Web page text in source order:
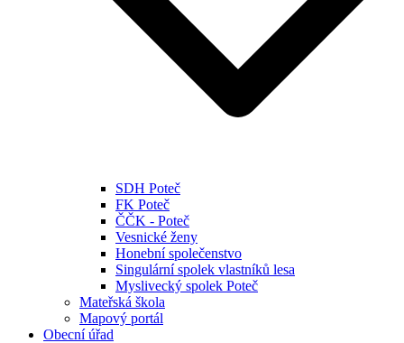
SDH Poteč
FK Poteč
ČČK - Poteč
Vesnické ženy
Honební společenstvo
Singulární spolek vlastníků lesa
Myslivecký spolek Poteč
Mateřská škola
Mapový portál
Obecní úřad